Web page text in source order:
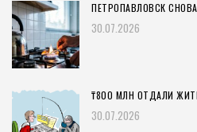
ПЕТРОПАВЛОВСК
30.07.2026
₸800 МЛН ОТДАЛИ
30.07.2026